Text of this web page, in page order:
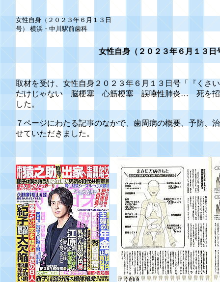
女性自身（２０２３年６月１３日
号） 横浜・中川駅前歯科
取材を受け、女性自身２０２３年６月１３日号「『くさ
だけじゃない 脳梗塞 心筋梗塞 誤嚥性肺炎… 死を招
した。
７ページにわたる記事のなかで、歯周病の概要、予防、
せていただきました。
女性自身（２０２３年６月１３日